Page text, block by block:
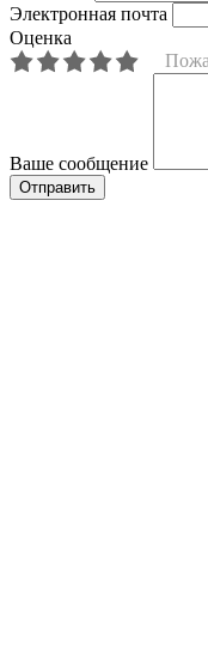
Электронная почта
Оценка
Ваше сообщение